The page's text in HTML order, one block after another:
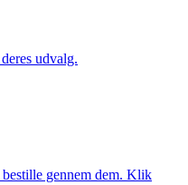
udvalg.
gennem dem. Klik